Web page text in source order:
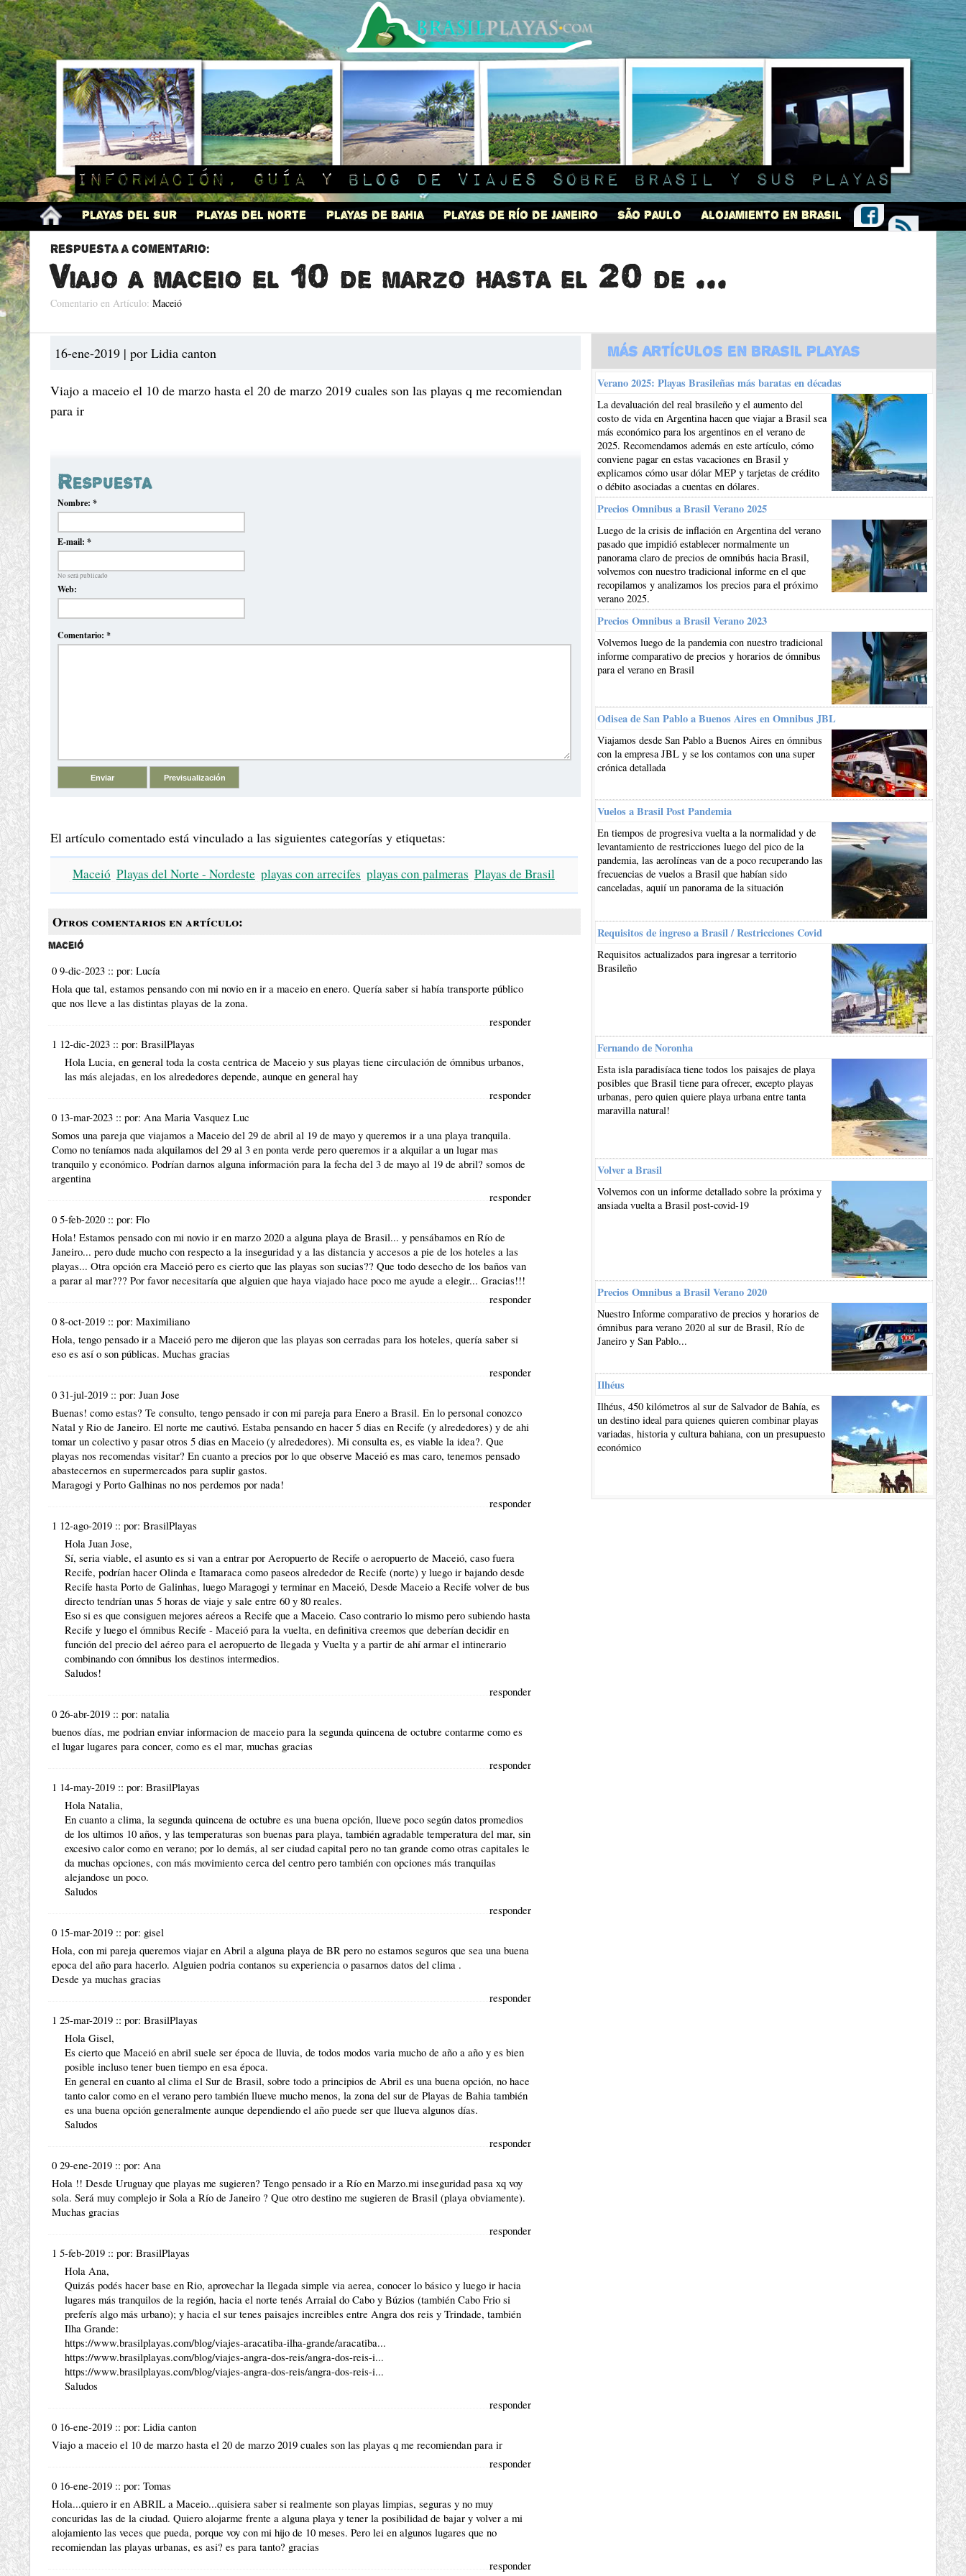
Información, guía y blog de viajes sobre Brasil y sus playas
Playas del Sur Playas del Norte Playas de Bahia Playas de Río de Janeiro São Paulo Alojamiento en Brasil
Respuesta a comentario:
Viajo a maceio el 10 de marzo hasta el 20 de ...
Comentario en Artículo: Maceió
16-ene-2019 | por Lidia canton
Viajo a maceio el 10 de marzo hasta el 20 de marzo 2019 cuales son las playas q me recomiendan
para ir
Respuesta
Nombre: *
E-mail: *
No será publicado
Web:
Comentario: *
El artículo comentado está vinculado a las siguientes categorías y etiquetas:
Maceió Playas del Norte - Nordeste playas con arrecifes playas con palmeras Playas de Brasil
Otros comentarios en artículo:
Maceió
0 9-dic-2023 :: por: Lucía
Hola que tal, estamos pensando con mi novio en ir a maceio en enero. Quería saber si había transporte público
que nos lleve a las distintas playas de la zona.
responder
1 12-dic-2023 :: por: BrasilPlayas
Hola Lucia, en general toda la costa centrica de Maceio y sus playas tiene circulación de ómnibus urbanos,
las más alejadas, en los alrededores depende, aunque en general hay
responder
0 13-mar-2023 :: por: Ana Maria Vasquez Luc
Somos una pareja que viajamos a Maceio del 29 de abril al 19 de mayo y queremos ir a una playa tranquila.
Como no teníamos nada alquilamos del 29 al 3 en ponta verde pero queremos ir a alquilar a un lugar mas
tranquilo y económico. Podrían darnos alguna información para la fecha del 3 de mayo al 19 de abril? somos de
argentina
responder
0 5-feb-2020 :: por: Flo
Hola! Estamos pensado con mi novio ir en marzo 2020 a alguna playa de Brasil... y pensábamos en Río de
Janeiro... pero dude mucho con respecto a la inseguridad y a las distancia y accesos a pie de los hoteles a las
playas... Otra opción era Maceió pero es cierto que las playas son sucias?? Que todo desecho de los baños van
a parar al mar??? Por favor necesitaría que alguien que haya viajado hace poco me ayude a elegir... Gracias!!!
responder
0 8-oct-2019 :: por: Maximiliano
Hola, tengo pensado ir a Maceió pero me dijeron que las playas son cerradas para los hoteles, quería saber si
eso es así o son públicas. Muchas gracias
responder
0 31-jul-2019 :: por: Juan Jose
Buenas! como estas? Te consulto, tengo pensado ir con mi pareja para Enero a Brasil. En lo personal conozco
Natal y Rio de Janeiro. El norte me cautivó. Estaba pensando en hacer 5 dias en Recife (y alrededores) y de ahi
tomar un colectivo y pasar otros 5 dias en Maceio (y alrededores). Mi consulta es, es viable la idea?. Que
playas nos recomendas visitar? En cuanto a precios por lo que observe Maceió es mas caro, tenemos pensado
abastecernos en supermercados para suplir gastos.
Maragogi y Porto Galhinas no nos perdemos por nada!
responder
1 12-ago-2019 :: por: BrasilPlayas
Hola Juan Jose,
Sí, seria viable, el asunto es si van a entrar por Aeropuerto de Recife o aeropuerto de Maceió, caso fuera
Recife, podrían hacer Olinda e Itamaraca como paseos alrededor de Recife (norte) y luego ir bajando desde
Recife hasta Porto de Galinhas, luego Maragogi y terminar en Maceió, Desde Maceio a Recife volver de bus
directo tendrían unas 5 horas de viaje y sale entre 60 y 80 reales.
Eso si es que consiguen mejores aéreos a Recife que a Maceio. Caso contrario lo mismo pero subiendo hasta
Recife y luego el ómnibus Recife - Maceió para la vuelta, en definitiva creemos que deberían decidir en
función del precio del aéreo para el aeropuerto de llegada y Vuelta y a partir de ahí armar el intinerario
combinando con ómnibus los destinos intermedios.
Saludos!
responder
0 26-abr-2019 :: por: natalia
buenos días, me podrian enviar informacion de maceio para la segunda quincena de octubre contarme como es
el lugar lugares para concer, como es el mar, muchas gracias
responder
1 14-may-2019 :: por: BrasilPlayas
Hola Natalia,
En cuanto a clima, la segunda quincena de octubre es una buena opción, llueve poco según datos promedios
de los ultimos 10 años, y las temperaturas son buenas para playa, también agradable temperatura del mar, sin
excesivo calor como en verano; por lo demás, al ser ciudad capital pero no tan grande como otras capitales le
da muchas opciones, con más movimiento cerca del centro pero también con opciones más tranquilas
alejandose un poco.
Saludos
responder
0 15-mar-2019 :: por: gisel
Hola, con mi pareja queremos viajar en Abril a alguna playa de BR pero no estamos seguros que sea una buena
epoca del año para hacerlo. Alguien podria contanos su experiencia o pasarnos datos del clima .
Desde ya muchas gracias
responder
1 25-mar-2019 :: por: BrasilPlayas
Hola Gisel,
Es cierto que Maceió en abril suele ser época de lluvia, de todos modos varia mucho de año a año y es bien
posible incluso tener buen tiempo en esa época.
En general en cuanto al clima el Sur de Brasil, sobre todo a principios de Abril es una buena opción, no hace
tanto calor como en el verano pero también llueve mucho menos, la zona del sur de Playas de Bahia también
es una buena opción generalmente aunque dependiendo el año puede ser que llueva algunos días.
Saludos
responder
0 29-ene-2019 :: por: Ana
Hola !! Desde Uruguay que playas me sugieren? Tengo pensado ir a Río en Marzo.mi inseguridad pasa xq voy
sola. Será muy complejo ir Sola a Río de Janeiro ? Que otro destino me sugieren de Brasil (playa obviamente).
Muchas gracias
responder
1 5-feb-2019 :: por: BrasilPlayas
Hola Ana,
Quizás podés hacer base en Rio, aprovechar la llegada simple via aerea, conocer lo básico y luego ir hacia
lugares más tranquilos de la región, hacia el norte tenés Arraial do Cabo y Búzios (también Cabo Frio si
preferís algo más urbano); y hacia el sur tenes paisajes increibles entre Angra dos reis y Trindade, también
Ilha Grande:
https://www.brasilplayas.com/blog/viajes-aracatiba-ilha-grande/aracatiba...
https://www.brasilplayas.com/blog/viajes-angra-dos-reis/angra-dos-reis-i...
https://www.brasilplayas.com/blog/viajes-angra-dos-reis/angra-dos-reis-i...
Saludos
responder
0 16-ene-2019 :: por: Lidia canton
Viajo a maceio el 10 de marzo hasta el 20 de marzo 2019 cuales son las playas q me recomiendan para ir
responder
0 16-ene-2019 :: por: Tomas
Hola...quiero ir en ABRIL a Maceio...quisiera saber si realmente son playas limpias, seguras y no muy
concuridas las de la ciudad. Quiero alojarme frente a alguna playa y tener la posibilidad de bajar y volver a mi
alojamiento las veces que pueda, porque voy con mi hijo de 10 meses. Pero lei en algunos lugares que no
recomiendan las playas urbanas, es asi? es para tanto? gracias
responder
Más Artículos en Brasil Playas
Verano 2025: Playas Brasileñas más baratas en décadas
La devaluación del real brasileño y el aumento del
costo de vida en Argentina hacen que viajar a Brasil sea
más económico para los argentinos en el verano de
2025. Recomendamos además en este artículo, cómo
conviene pagar en estas vacaciones en Brasil y
explicamos cómo usar dólar MEP y tarjetas de crédito
o débito asociadas a cuentas en dólares.
Precios Omnibus a Brasil Verano 2025
Luego de la crisis de inflación en Argentina del verano
pasado que impidió establecer normalmente un
panorama claro de precios de omnibús hacia Brasil,
volvemos con nuestro tradicional informe en el que
recopilamos y analizamos los precios para el próximo
verano 2025.
Precios Omnibus a Brasil Verano 2023
Volvemos luego de la pandemia con nuestro tradicional
informe comparativo de precios y horarios de ómnibus
para el verano en Brasil
Odisea de San Pablo a Buenos Aires en Omnibus JBL
Viajamos desde San Pablo a Buenos Aires en ómnibus
con la empresa JBL y se los contamos con una super
crónica detallada
Vuelos a Brasil Post Pandemia
En tiempos de progresiva vuelta a la normalidad y de
levantamiento de restricciones luego del pico de la
pandemia, las aerolíneas van de a poco recuperando las
frecuencias de vuelos a Brasil que habían sido
canceladas, aquií un panorama de la situación
Requisitos de ingreso a Brasil / Restricciones Covid
Requisitos actualizados para ingresar a territorio
Brasileño
Fernando de Noronha
Esta isla paradisíaca tiene todos los paisajes de playa
posibles que Brasil tiene para ofrecer, excepto playas
urbanas, pero quien quiere playa urbana entre tanta
maravilla natural!
Volver a Brasil
Volvemos con un informe detallado sobre la próxima y
ansiada vuelta a Brasil post-covid-19
Precios Omnibus a Brasil Verano 2020
Nuestro Informe comparativo de precios y horarios de
ómnibus para verano 2020 al sur de Brasil, Río de
Janeiro y San Pablo...
Ilhéus
Ilhéus, 450 kilómetros al sur de Salvador de Bahía, es
un destino ideal para quienes quieren combinar playas
variadas, historia y cultura bahiana, con un presupuesto
económico